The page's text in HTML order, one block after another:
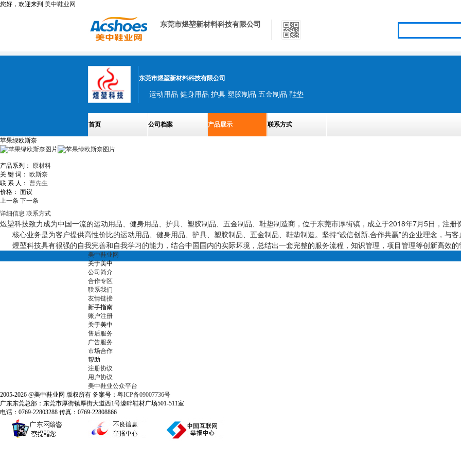
您好，欢迎来到 美中鞋业网
东莞市煜堃新材料科技有限公司
东莞市煜堃新材料科技有限公司
运动用品 健身用品 护具 塑胶制品 五金制品 鞋垫
首页 公司档案 产品展示 联系方式
苹果绿欧斯奈
产品系列：
原材料
关 键 词：
欧斯奈
联 系 人： 曹先生
价格： 面议
上一条 下一条
详细信息 联系方式
煜堃科技致力成为中国一流的运动用品、健身用品、护具、塑胶制品、五金制品、鞋垫制造商，位于东莞市厚街镇，成立于2018年7月5日，注
核心业务是为客户提供高性价比的运动用品、健身用品、护具、塑胶制品、五金制品、鞋垫制造。坚持“诚信创新,合作共赢”的企业理念，与
煜堃科技具有很强的自我完善和自我学习的能力，结合中国国内的实际坏境，总结出一套完整的服务流程，知识管理，项目管理等创新高效
美中鞋业网
关于美中
公司简介
合作专区
联系我们
友情链接
新手指南
账户注册
关于美中
售后服务
广告服务
市场合作
帮助
注册协议
用户协议
美中鞋业公众平台
2005-2026 @美中鞋业网 版权所有 备案号： 粤ICP备09007736号
广东东莞总部：东莞市厚街镇厚街大道西1号濠畔鞋材广场501-511室
电话：0769-22803288 传真：0769-22808866